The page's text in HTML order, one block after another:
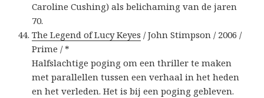
Caroline Cushing) als belichaming van de jaren
70.
The Legend of Lucy Keyes / John Stimpson / 2006 /
Prime / *
Halfslachtige poging om een thriller te maken
met parallellen tussen een verhaal in het heden
en het verleden. Het is bij een poging gebleven.